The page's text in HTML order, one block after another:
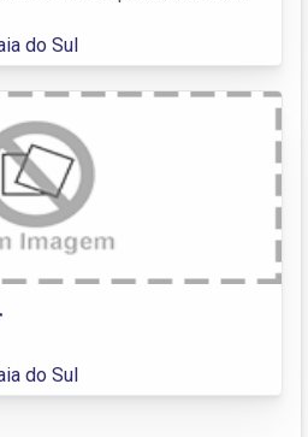
do Sul
do Sul